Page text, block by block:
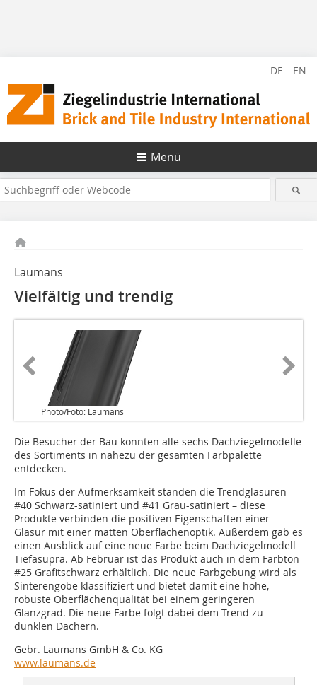
DE EN
Menü
Laumans
Vielfältig und trendig
Photo/Foto: Laumans
Die Besucher der Bau konnten alle sechs Dachziegelmodelle
des Sortiments in nahezu der gesamten Farbpalette
entdecken.
Im Fokus der Aufmerksamkeit standen die Trendglasuren
#40 Schwarz-satiniert und #41 Grau-satiniert – diese
Produkte verbinden die positiven Eigenschaften einer
Glasur mit einer matten Oberflächenoptik. Außerdem gab es
einen Ausblick auf eine neue Farbe beim Dachziegelmodell
Tiefasupra. Ab Februar ist das Produkt auch in dem Farbton
#25 Grafitschwarz erhältlich. Die neue Farbgebung wird als
Sinterengobe klassifiziert und bietet damit eine hohe,
robuste Oberflächenqualität bei einem geringeren
Glanzgrad. Die neue Farbe folgt dabei dem Trend zu
dunklen Dächern.
Gebr. Laumans GmbH & Co. KG
www.laumans.de